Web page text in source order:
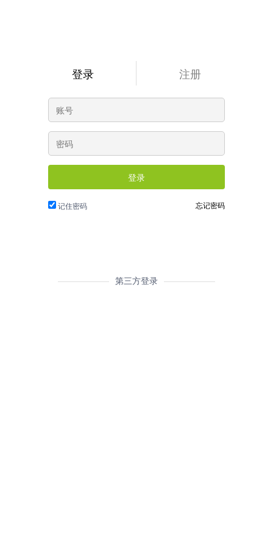
登录 注册
登录
记住密码 忘记密码
第三方登录